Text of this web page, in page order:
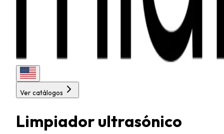
Ver catálogos
Limpiador ultrasónico